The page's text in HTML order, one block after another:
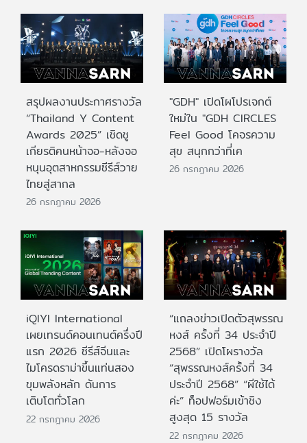
สรุปผลงานประกาศรางวัล
“Thailand Y Content
Awards 2025” เชิดชู
เกียรติคนหน้าจอ-หลังจอ
หนุนอุตสาหกรรมซีรีส์วาย
ไทยสู่สากล
26 กรกฎาคม 2026
"GDH" เปิดโผโปรเจกต์
ใหม่ใน "GDH CIRCLES
Feel Good โคจรความ
สุข สนุกกว่าที่เค
26 กรกฎาคม 2026
iQIYI International
เผยเทรนด์คอนเทนต์ครึ่งปี
แรก 2026 ซีรีส์จีนและ
ไมโครดราม่าขึ้นแท่นสอง
ขุมพลังหลัก ดันการ
เติบโตทั่วโลก
22 กรกฎาคม 2026
“แถลงข่าวเปิดตัวสุพรรณ
หงส์ ครั้งที่ 34 ประจำปี
2568” เปิดโผรางวัล
“สุพรรณหงส์ครั้งที่ 34
ประจำปี 2568” “ผีใช้ได้
ค่ะ” ท็อปฟอร์มเข้าชิง
สูงสุด 15 รางวัล
22 กรกฎาคม 2026